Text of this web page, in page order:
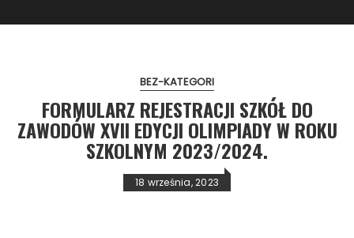
BEZ-KATEGORI
FORMULARZ REJESTRACJI SZKÓŁ DO
ZAWODÓW XVII EDYCJI OLIMPIADY W ROKU
SZKOLNYM 2023/2024.
18 września, 2023